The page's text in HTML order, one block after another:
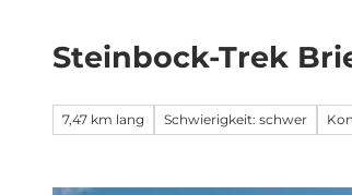
Steinbock-Trek
7,47 km lang Schwierigkeit: schwer